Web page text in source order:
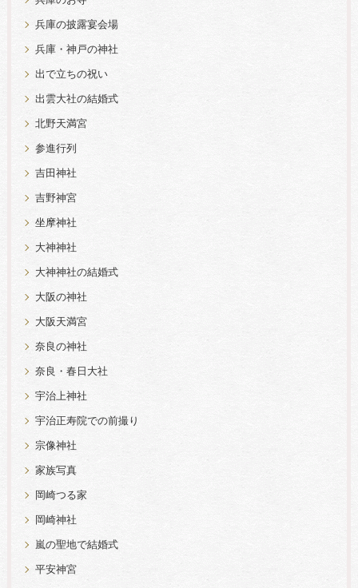
兵庫の披露宴会場
兵庫・神戸の神社
出で立ちの祝い
出雲大社の結婚式
北野天満宮
参進行列
吉田神社
吉野神宮
坐摩神社
大神神社
大神神社の結婚式
大阪の神社
大阪天満宮
奈良の神社
奈良・春日大社
宇治上神社
宇治正寿院での前撮り
宗像神社
家族写真
岡崎つる家
岡崎神社
嵐の聖地で結婚式
平安神宮